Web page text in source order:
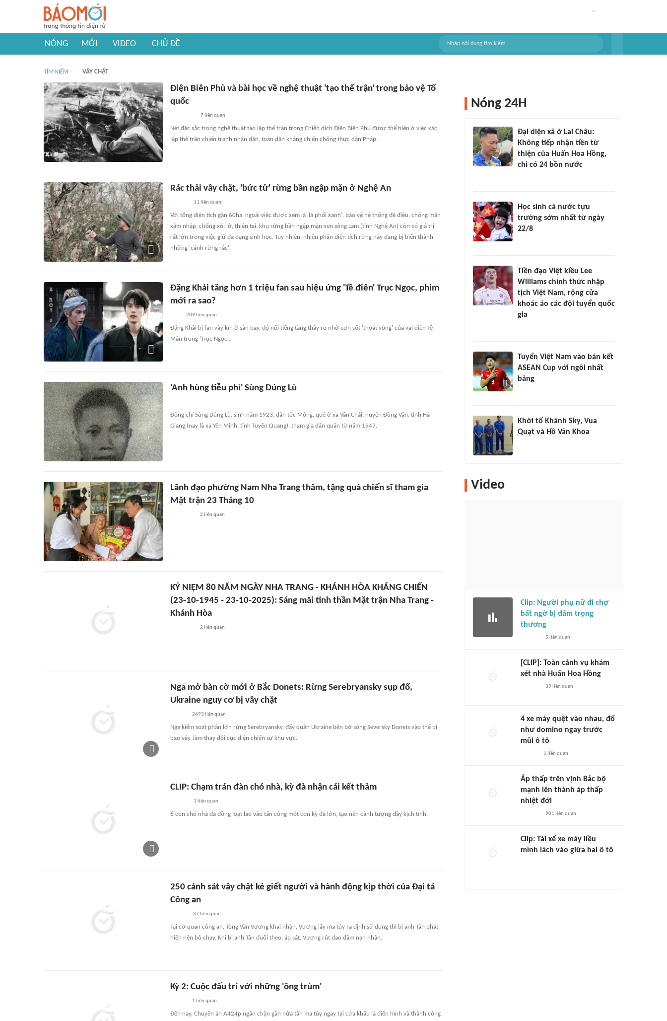
NÓNG MỚI VIDEO CHỦ ĐỀ
TÌM KIẾM VÂY CHẶT
Điện Biên Phủ và bài học về nghệ thuật 'tạo thế trận' trong bảo vệ Tổ
quốc
7liên quan
Nét đặc sắc trong nghệ thuật tạo lập thế trận trong Chiến dịch Điện Biên Phủ được thể hiện ở việc xác
lập thế trận chiến tranh nhân dân, toàn dân kháng chiến chống thực dân Pháp.
Rác thải vây chặt, 'bức tử' rừng bần ngập mặn ở Nghệ An
11 liên quan
Với tổng diện tích gần 60ha, ngoài việc được xem là 'lá phổi xanh', bảo vệ hệ thống đê điều, chống mặn
xâm nhập, chống xói lở, thiên tai, khu rừng bần ngập mặn ven sông Lam (tỉnh Nghệ An) còn có giá trị
rất lớn trong việc giữ đa dạng sinh học. Tuy nhiên, nhiều phần diện tích rừng này đang bị biến thành
những 'cánh rừng rác'.
Đặng Khải tăng hơn 1 triệu fan sau hiệu ứng 'Tề điên' Trục Ngọc, phim
mới ra sao?
209 liên quan
Đặng Khải bị fan vây kín ở sân bay, độ nổi tiếng tăng thấy rõ nhờ cơn sốt 'thoát vòng' của vai diễn Tề
Mân trong 'Trục Ngọc'.
'Anh hùng tiễu phỉ' Sùng Dúng Lù
Đồng chí Sùng Dúng Lù, sinh năm 1923, dân tộc Mông, quê ở xã Vần Chải, huyện Đồng Văn, tỉnh Hà
Giang (nay là xã Yên Minh, tỉnh Tuyên Quang), tham gia dân quân từ năm 1947.
Lãnh đạo phường Nam Nha Trang thăm, tặng quà chiến sĩ tham gia
Mặt trận 23 Tháng 10
2 liên quan
KỶ NIỆM 80 NĂM NGÀY NHA TRANG - KHÁNH HÒA KHÁNG CHIẾN
(23-10-1945 - 23-10-2025): Sáng mãi tinh thần Mặt trận Nha Trang -
Khánh Hòa
2 liên quan
Nga mở bàn cờ mới ở Bắc Donets: Rừng Serebryansky sụp đổ,
Ukraine nguy cơ bị vây chặt
2493 liên quan
Nga kiểm soát phần lớn rừng Serebryansky, đẩy quân Ukraine bên bờ sông Seversky Donets vào thế bị
bao vây, làm thay đổi cục diện chiến sự khu vực.
CLIP: Chạm trán đàn chó nhà, kỳ đà nhận cái kết thảm
1 liên quan
6 con chó nhà đã đồng loạt lao vào tấn công một con kỳ đà lớn, tạo nên cảnh tượng đầy kịch tính.
250 cảnh sát vây chặt kẻ giết người và hành động kịp thời của Đại tá
Công an
37liên quan
Tại cơ quan công an, Tòng Văn Vương khai nhận, Vương lấy ma túy ra định sử dụng thì bị anh Tân phát
hiện nên bỏ chạy. Khi bị anh Tân đuổi theo, áp sát, Vương rút dao đâm nạn nhân.
Kỳ 2: Cuộc đấu trí với những 'ông trùm'
1 liên quan
Đến nay, Chuyên án A424p ngăn chặn gần nửa tấn ma túy ngay tại cửa khẩu là điển hình và thành công
Nóng 24H
Đại diện xã ở Lai Châu:
Không tiếp nhận tiền từ
thiện của Huấn Hoa Hồng,
chỉ có 24 bồn nước
Học sinh cả nước tựu
trường sớm nhất từ ngày
22/8
Tiền đạo Việt kiều Lee
Williams chính thức nhập
tịch Việt Nam, rộng cửa
khoác áo các đội tuyển quốc
gia
Tuyển Việt Nam vào bán kết
ASEAN Cup với ngôi nhất
bảng
Khởi tố Khánh Sky, Vua
Quạt và Hồ Văn Khoa
Video
Clip: Người phụ nữ đi chợ
bất ngờ bị đâm trọng
thương
5 liên quan
[CLIP]: Toàn cảnh vụ khám
xét nhà Huấn Hoa Hồng
39 liên quan
4 xe máy quệt vào nhau, đổ
như domino ngay trước
mũi ô tô
1 liên quan
Áp thấp trên vịnh Bắc bộ
mạnh lên thành áp thấp
nhiệt đới
901 liên quan
Clip: Tài xế xe máy liều
mình lách vào giữa hai ô tô